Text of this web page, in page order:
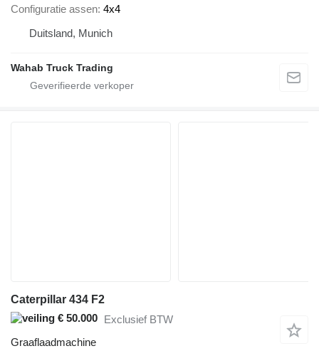
Configuratie assen 4x4
Duitsland, Munich
Wahab Truck Trading
Caterpillar 434 F2
€ 50.000 Exclusief BTW
Graaflaadmachine